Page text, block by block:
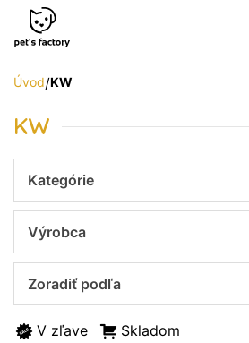
Úvod/KW
KW
Kategórie
Výrobca
Zoradiť podľa
V zľave Skladom